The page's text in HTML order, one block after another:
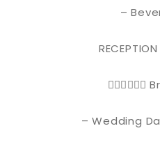
–
RECEPTION
– Wedding